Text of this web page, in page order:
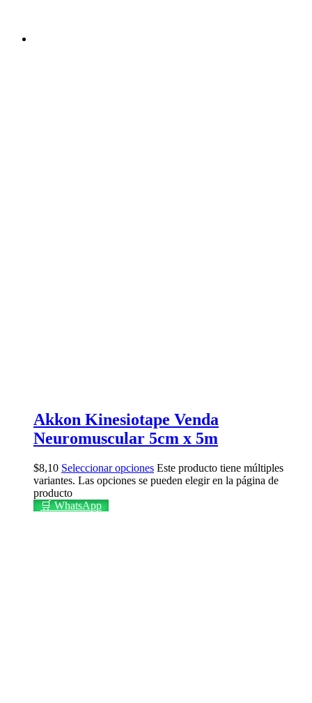
Akkon Kinesiotape Venda
Neuromuscular 5cm x 5m
$8,10 Seleccionar opciones Este producto tiene múltiples
variantes. Las opciones se pueden elegir en la página de
producto
🛒 WhatsApp